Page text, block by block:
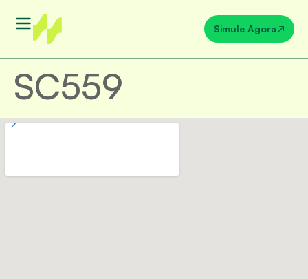
Simule Agora
SC559